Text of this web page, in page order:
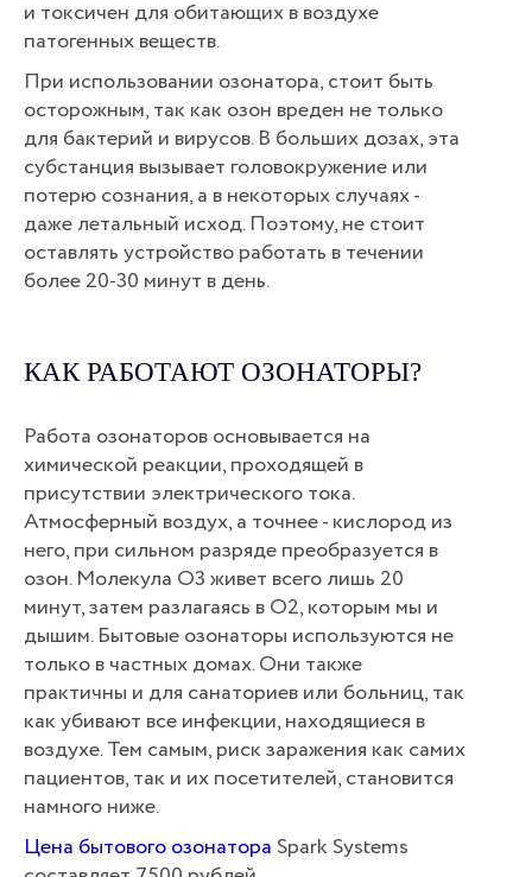
и токсичен для обитающих в воздухе
патогенных веществ.
При использовании озонатора, стоит быть
осторожным, так как озон вреден не только
для бактерий и вирусов. В больших дозах, эта
субстанция вызывает головокружение или
потерю сознания, а в некоторых случаях -
даже летальный исход. Поэтому, не стоит
оставлять устройство работать в течении
более 20-30 минут в день.
КАК РАБОТАЮТ ОЗОНАТОРЫ?
Работа озонаторов основывается на
химической реакции, проходящей в
присутствии электрического тока.
Атмосферный воздух, а точнее - кислород из
него, при сильном разряде преобразуется в
озон. Молекула O3 живет всего лишь 20
минут, затем разлагаясь в O2, которым мы и
дышим. Бытовые озонаторы используются не
только в частных домах. Они также
практичны и для санаториев или больниц, так
как убивают все инфекции, находящиеся в
воздухе. Тем самым, риск заражения как самих
пациентов, так и их посетителей, становится
намного ниже.
Цена бытового озонатора Spark Systems